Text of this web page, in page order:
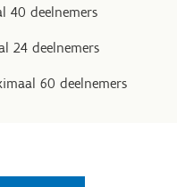
40 deelnemers
24 deelnemers
60 deelnemers